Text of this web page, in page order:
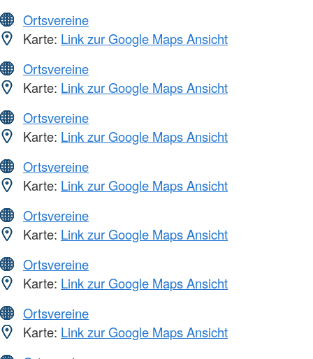
Ortsvereine
Karte: Link zur Google Maps Ansicht
Ortsvereine
Karte: Link zur Google Maps Ansicht
Ortsvereine
Karte: Link zur Google Maps Ansicht
Ortsvereine
Karte: Link zur Google Maps Ansicht
Ortsvereine
Karte: Link zur Google Maps Ansicht
Ortsvereine
Karte: Link zur Google Maps Ansicht
Ortsvereine
Karte: Link zur Google Maps Ansicht